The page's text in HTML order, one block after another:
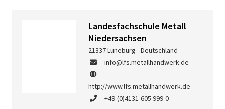
Landesfachschule Metall
Niedersachsen
21337 Lüneburg - Deutschland
info@lfs.metallhandwerk.de
http://www.lfs.metallhandwerk.de
+49-(0)4131-605 999-0